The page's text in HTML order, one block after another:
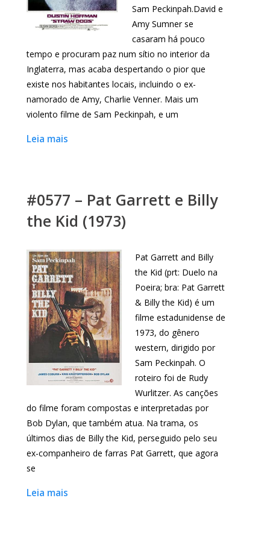
Sam Peckinpah.David e
Amy Sumner se
casaram há pouco
tempo e procuram paz num sítio no interior da
Inglaterra, mas acaba despertando o pior que
existe nos habitantes locais, incluindo o ex-
namorado de Amy, Charlie Venner. Mais um
violento filme de Sam Peckinpah, e um
Leia mais
#0577 – Pat Garrett e Billy
the Kid (1973)
Pat Garrett and Billy
the Kid (prt: Duelo na
Poeira; bra: Pat Garrett
& Billy the Kid) é um
filme estadunidense de
1973, do gênero
western, dirigido por
Sam Peckinpah. O
roteiro foi de Rudy
Wurlitzer. As canções
do filme foram compostas e interpretadas por
Bob Dylan, que também atua. Na trama, os
últimos dias de Billy the Kid, perseguido pelo seu
ex-companheiro de farras Pat Garrett, que agora
se
Leia mais